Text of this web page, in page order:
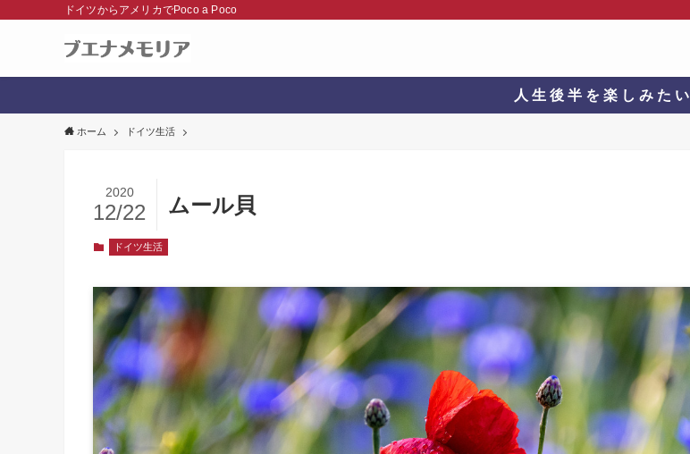
ドイツからアメリカでPoco a Poco
人 生 後 半 を 楽 し み た い
ホーム ドイツ生活
ムール貝
2020
12/22
ドイツ生活